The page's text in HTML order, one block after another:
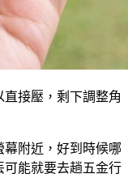
接壓，剩下調整角
附近，好到時候哪
可能就要去趟五金行